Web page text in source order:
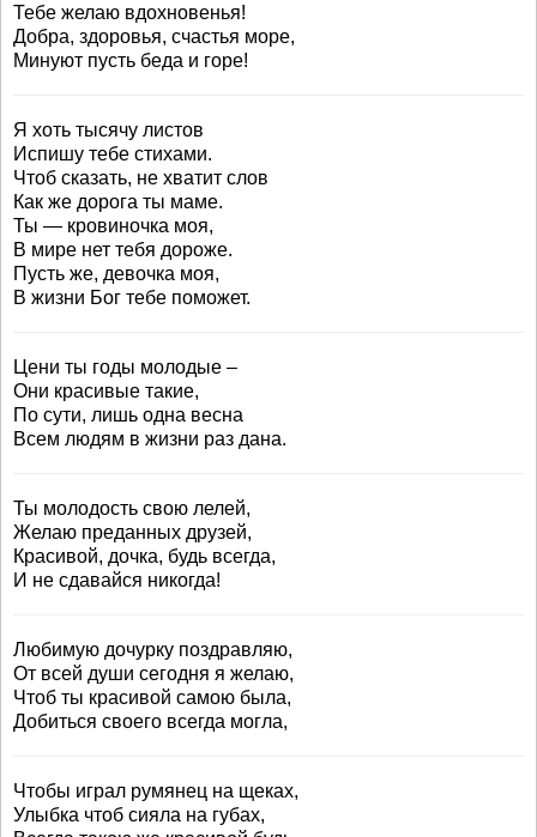
Тебе желаю вдохновенья!
Добра, здоровья, счастья море,
Минуют пусть беда и горе!
Я хоть тысячу листов
Испишу тебе стихами.
Чтоб сказать, не хватит слов
Как же дорога ты маме.
Ты — кровиночка моя,
В мире нет тебя дороже.
Пусть же, девочка моя,
В жизни Бог тебе поможет.
Цени ты годы молодые –
Они красивые такие,
По сути, лишь одна весна
Всем людям в жизни раз дана.
Ты молодость свою лелей,
Желаю преданных друзей,
Красивой, дочка, будь всегда,
И не сдавайся никогда!
Любимую дочурку поздравляю,
От всей души сегодня я желаю,
Чтоб ты красивой самою была,
Добиться своего всегда могла,
Чтобы играл румянец на щеках,
Улыбка чтоб сияла на губах,